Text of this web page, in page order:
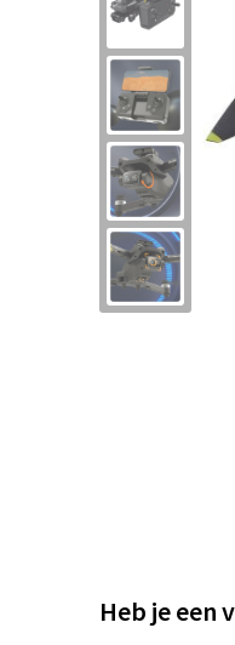
Heb je een